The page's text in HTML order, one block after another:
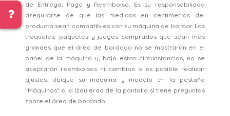
de Entrega, Pago y Reembolso. Es su responsabilidad
asegurarse de que las medidas en centímetros del
producto sean compatibles con su máquina de bordar. Los
troqueles, paquetes y juegos comprados que sean más
grandes que el área de bordado no se mostrarán en el
panel de la máquina y, bajo estas circunstancias, no se
aceptarán reembolsos ni cambios. o es posible realizar
ajustes. Ubique su máquina y modelo en la pestaña
"Máquinas" a la izquierda de la pantalla si tiene preguntas
sobre el área de bordado.